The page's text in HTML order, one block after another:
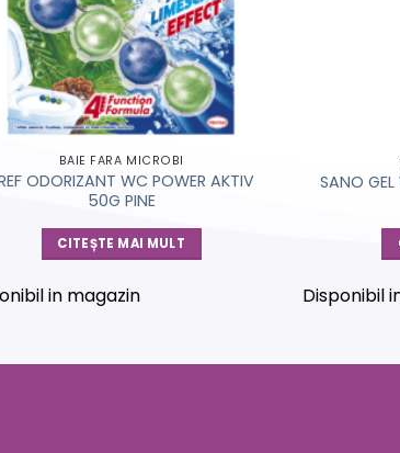
BAIE FARA MICROBI
ODORIZANT WC POWER AKTIV
50G PINE
CITEȘTE MAI MULT
in magazin
SANO
Disponibil